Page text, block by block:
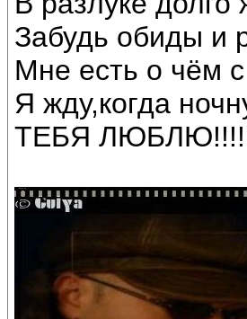
Забудь обиды и
Мне есть о чём
Я жду,когда
ТЕБЯ